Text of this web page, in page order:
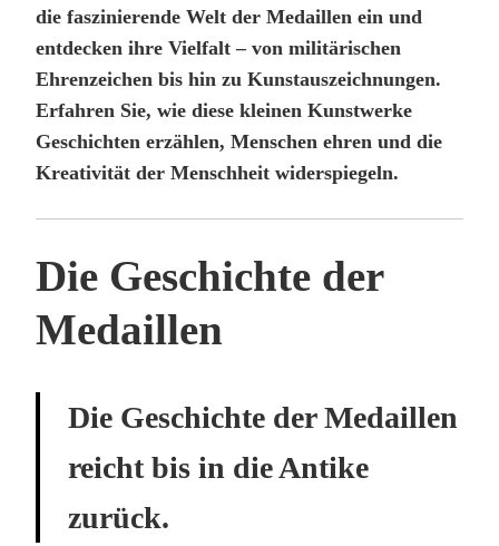
die faszinierende Welt der Medaillen ein und
entdecken ihre Vielfalt – von militärischen
Ehrenzeichen bis hin zu Kunstauszeichnungen.
Erfahren Sie, wie diese kleinen Kunstwerke
Geschichten erzählen, Menschen ehren und die
Kreativität der Menschheit widerspiegeln.
Die Geschichte der
Medaillen
Die Geschichte der Medaillen
reicht bis in die Antike
zurück.